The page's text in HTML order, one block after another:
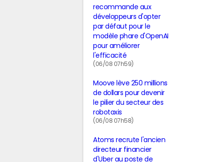
recommande aux
développeurs d'opter
par défaut pour le
modèle phare d'OpenAI
pour améliorer
l'efficacité
(06/08 07h59)
Moove lève 250 millions
de dollars pour devenir
le pilier du secteur des
robotaxis
(06/08 07h58)
Atoms recrute l'ancien
directeur financier
d'Uber au poste de